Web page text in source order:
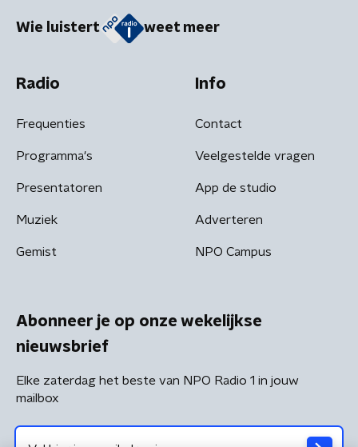
Wie luistert weet meer
Radio
Frequenties
Programma's
Presentatoren
Muziek
Gemist
Info
Contact
Veelgestelde vragen
App de studio
Adverteren
NPO Campus
Abonneer je op onze wekelijkse
nieuwsbrief
Elke zaterdag het beste van NPO Radio 1 in jouw
mailbox